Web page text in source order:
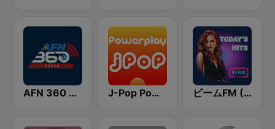
AFN 360 Tokyo (Japan Only) J-Pop Powerplay ビームFM (Beam FM)